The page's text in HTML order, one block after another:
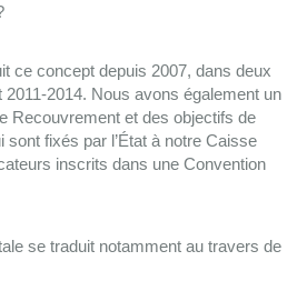
ce concept depuis 2007, dans deux
2014. Nous avons également un
Recouvrement et des objectifs de
sont fixés par l’État à notre Caisse
inscrits dans une Convention
se traduit notamment au travers de